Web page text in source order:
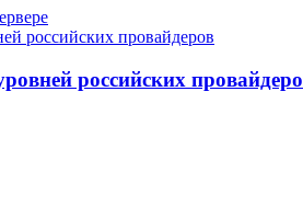
российских